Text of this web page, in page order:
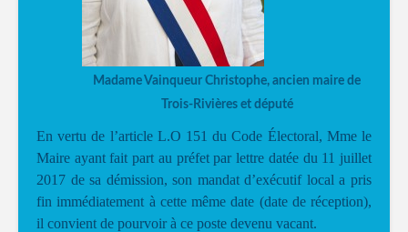
Madame Vainqueur Christophe, ancien maire de
Trois-Rivières et député
En vertu de l’article L.O 151 du Code Électoral, Mme le
Maire ayant fait part au préfet par lettre datée du 11 juillet
2017 de sa démission, son mandat d’exécutif local a pris
fin immédiatement à cette même date (date de réception),
il convient de pourvoir à ce poste devenu vacant.